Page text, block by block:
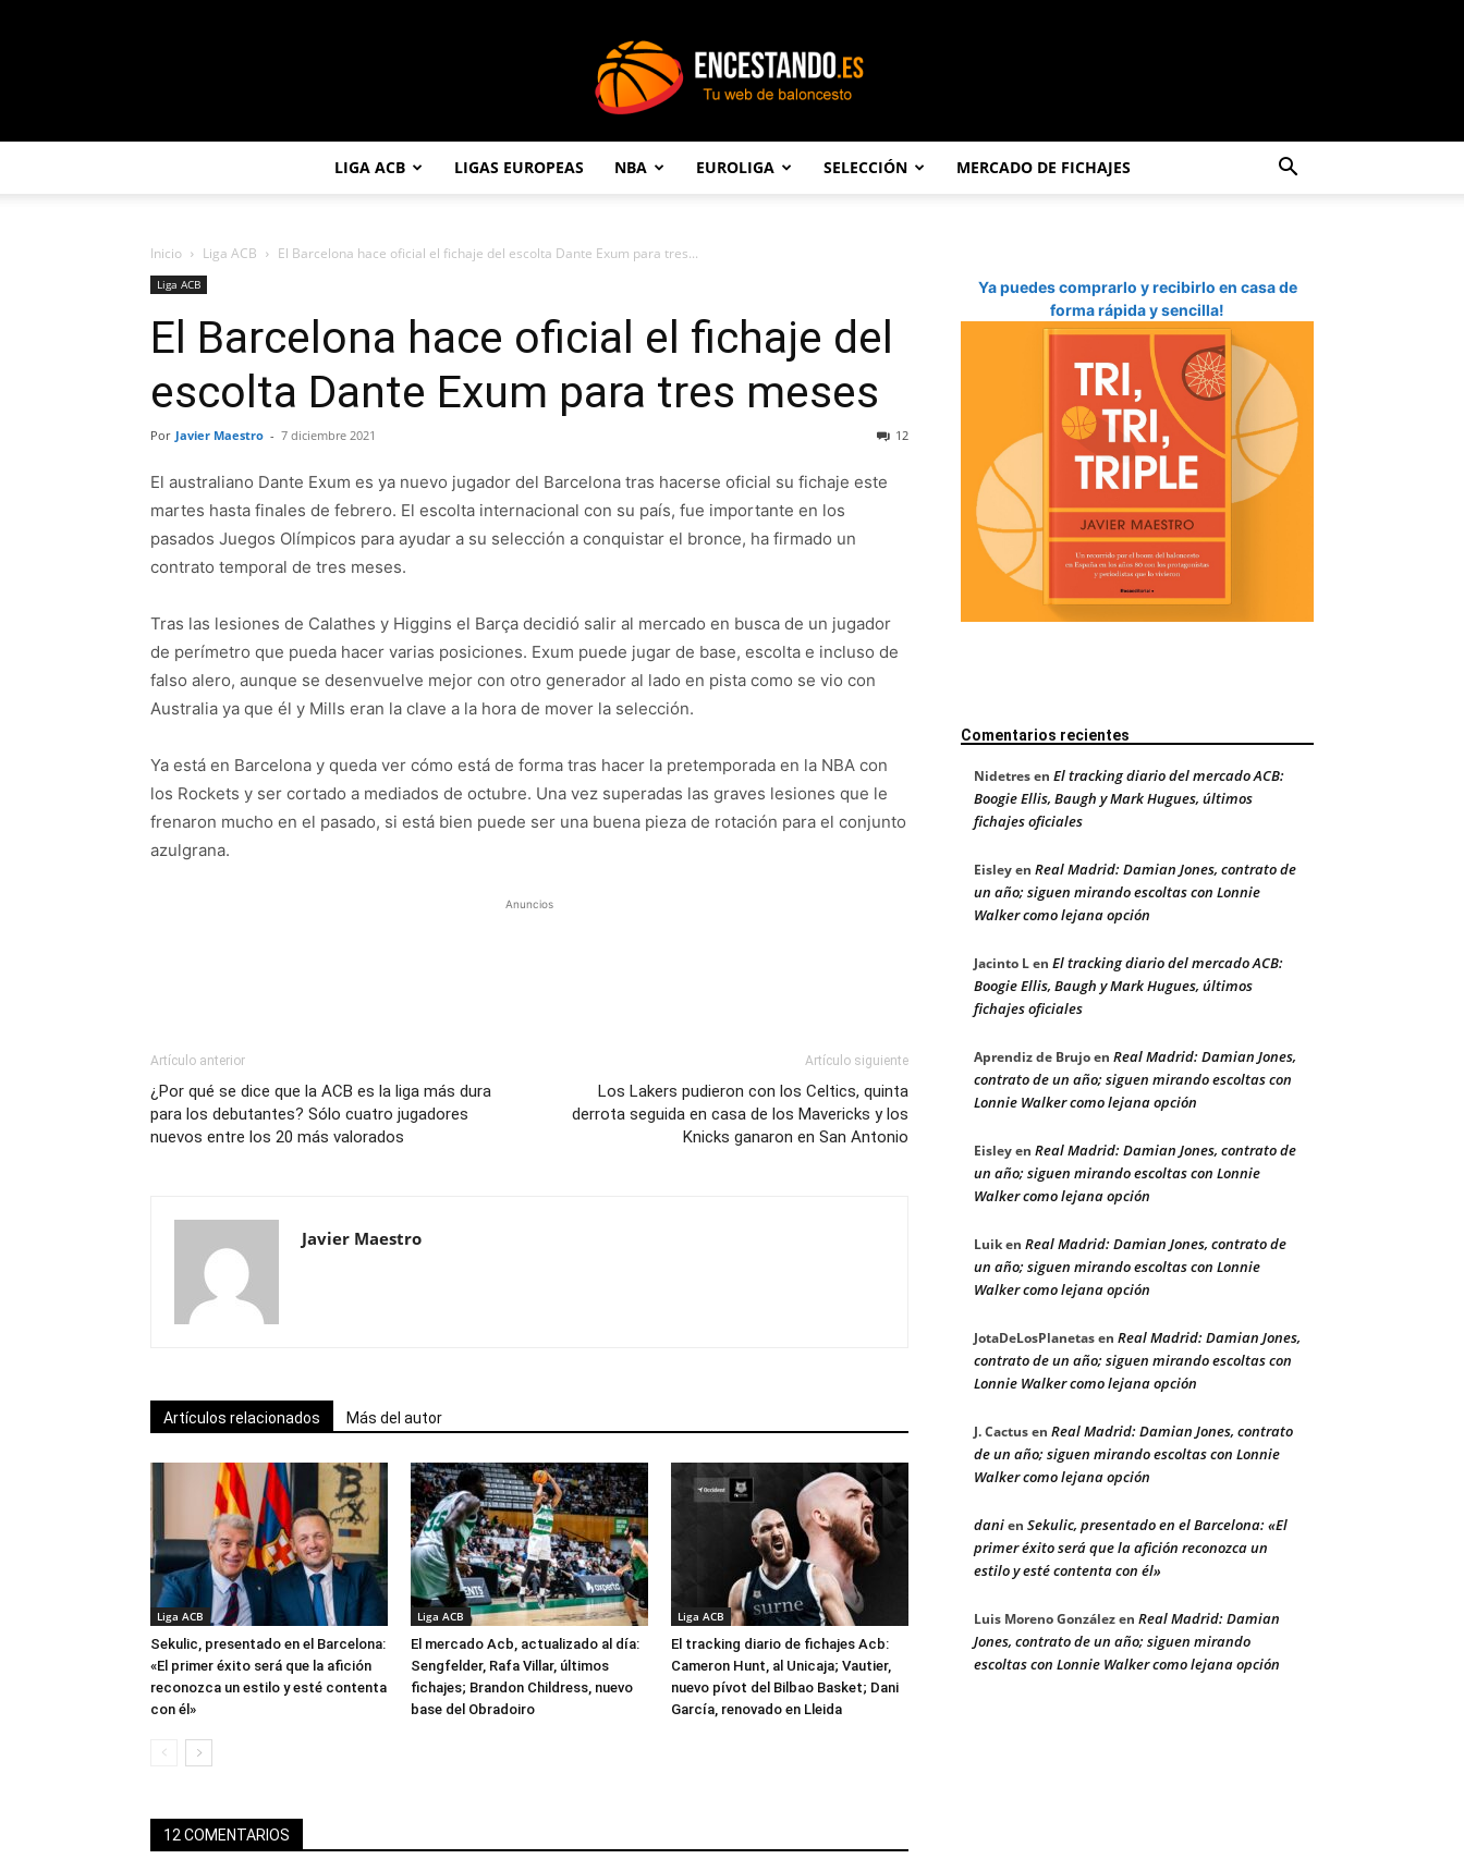
LIGA ACB LIGAS EUROPEAS NBA EUROLIGA SELECCIÓN MERCADO DE FICHAJES
Inicio Liga ACB El Barcelona hace oficial el fichaje del escolta Dante Exum para tres...
Liga ACB
El Barcelona hace oficial el fichaje del
escolta Dante Exum para tres meses
Por Javier Maestro - 7 diciembre 2021 12
El australiano Dante Exum es ya nuevo jugador del Barcelona tras hacerse oficial su fichaje este
martes hasta finales de febrero. El escolta internacional con su país, fue importante en los
pasados Juegos Olímpicos para ayudar a su selección a conquistar el bronce, ha firmado un
contrato temporal de tres meses.
Tras las lesiones de Calathes y Higgins el Barça decidió salir al mercado en busca de un jugador
de perímetro que pueda hacer varias posiciones. Exum puede jugar de base, escolta e incluso de
falso alero, aunque se desenvuelve mejor con otro generador al lado en pista como se vio con
Australia ya que él y Mills eran la clave a la hora de mover la selección.
Ya está en Barcelona y queda ver cómo está de forma tras hacer la pretemporada en la NBA con
los Rockets y ser cortado a mediados de octubre. Una vez superadas las graves lesiones que le
frenaron mucho en el pasado, si está bien puede ser una buena pieza de rotación para el conjunto
azulgrana.
Anuncios
Artículo anterior
¿Por qué se dice que la ACB es la liga más dura
para los debutantes? Sólo cuatro jugadores
nuevos entre los 20 más valorados
Artículo siguiente
Los Lakers pudieron con los Celtics, quinta
derrota seguida en casa de los Mavericks y los
Knicks ganaron en San Antonio
Javier Maestro
Artículos relacionados Más del autor
Liga ACB
Sekulic, presentado en el Barcelona:
«El primer éxito será que la afición
reconozca un estilo y esté contenta
con él»
Liga ACB
El mercado Acb, actualizado al día:
Sengfelder, Rafa Villar, últimos
fichajes; Brandon Childress, nuevo
base del Obradoiro
Liga ACB
El tracking diario de fichajes Acb:
Cameron Hunt, al Unicaja; Vautier,
nuevo pívot del Bilbao Basket; Dani
García, renovado en Lleida
12 COMENTARIOS
Ya puedes comprarlo y recibirlo en casa de
forma rápida y sencilla!
Comentarios recientes
Nidetresen El tracking diario del mercado ACB:
Boogie Ellis, Baugh y Mark Hugues, últimos
fichajes oficiales
Eisleyen Real Madrid: Damian Jones, contrato de
un año; siguen mirando escoltas con Lonnie
Walker como lejana opción
Jacinto Len El tracking diario del mercado ACB:
Boogie Ellis, Baugh y Mark Hugues, últimos
fichajes oficiales
Aprendiz de Brujoen Real Madrid: Damian Jones,
contrato de un año; siguen mirando escoltas con
Lonnie Walker como lejana opción
Eisleyen Real Madrid: Damian Jones, contrato de
un año; siguen mirando escoltas con Lonnie
Walker como lejana opción
Luiken Real Madrid: Damian Jones, contrato de
un año; siguen mirando escoltas con Lonnie
Walker como lejana opción
JotaDeLosPlanetasen Real Madrid: Damian Jones,
contrato de un año; siguen mirando escoltas con
Lonnie Walker como lejana opción
J. Cactusen Real Madrid: Damian Jones, contrato
de un año; siguen mirando escoltas con Lonnie
Walker como lejana opción
danien Sekulic, presentado en el Barcelona: «El
primer éxito será que la afición reconozca un
estilo y esté contenta con él»
Luis Moreno Gonzálezen Real Madrid: Damian
Jones, contrato de un año; siguen mirando
escoltas con Lonnie Walker como lejana opción